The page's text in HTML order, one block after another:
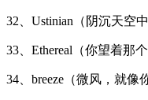
32、Ustinian（阴沉天空
33、Ethereal（你望着那
34、breeze（微风，就像